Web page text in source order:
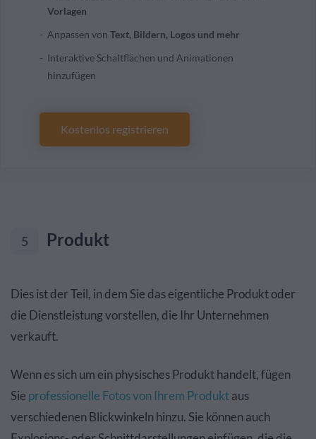
Vorlagen
Anpassen von Text, Bildern, Logos und mehr
Interaktive Schaltflächen und Animationen
hinzufügen
Kostenlos registrieren
5 Produkt
Dies ist der Teil, in dem Sie das eigentliche Produkt oder
die Dienstleistung vorstellen, die Ihr Unternehmen
verkauft.
Wenn es sich um ein physisches Produkt handelt, fügen
Sie professionelle Fotos von Ihrem Produktaus
verschiedenen Blickwinkeln hinzu. Sie können auch